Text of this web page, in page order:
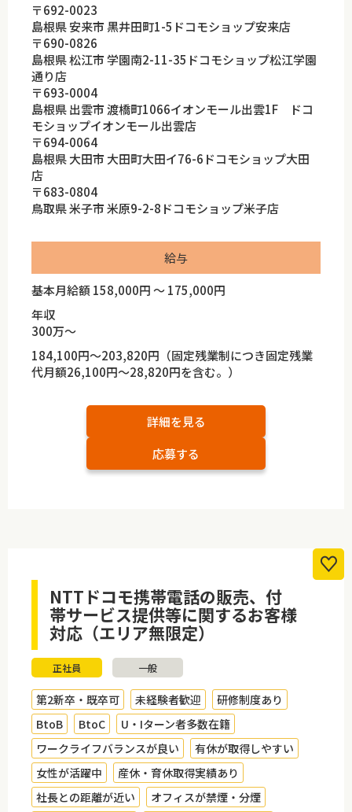
〒692-0023
島根県 安来市 黒井田町1-5ドコモショップ安来店
〒690-0826
島根県 松江市 学園南2-11-35ドコモショップ松江学園
通り店
〒693-0004
島根県 出雲市 渡橋町1066イオンモール出雲1F ドコ
モショップイオンモール出雲店
〒694-0064
島根県 大田市 大田町大田イ76-6ドコモショップ大田
店
〒683-0804
鳥取県 米子市 米原9-2-8ドコモショップ米子店
給与
基本月給額 158,000円 ～ 175,000円
年収
300万～
184,100円～203,820円（固定残業制につき固定残業
代月額26,100円～28,820円を含む。）
詳細を見る
応募する
NTTドコモ携帯電話の販売、付
帯サービス提供等に関するお客様
対応（エリア無限定）
正社員 一般
第2新卒・既卒可 未経験者歓迎
研修制度あり
BtoB
BtoC
U・Iターン者多数在籍
ワークライフバランスが良い
有休が取得しやすい
女性が活躍中
産休・育休取得実績あり
社長との距離が近い
オフィスが禁煙・分煙